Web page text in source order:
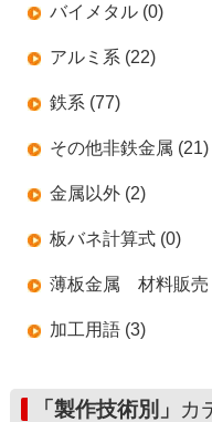
バイメタル (0)
アルミ系 (22)
鉄系 (77)
その他非鉄金属 (21)
金属以外 (2)
板バネ計算式 (0)
薄板金属 材料販売
加工用語 (3)
「製作技術別」 カ